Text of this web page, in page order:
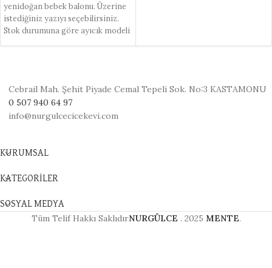
yenidoğan bebek balonu. Üzerine
istediğiniz yazıyı seçebilirsiniz.
Stok durumuna göre ayıcık modeli
Cebrail Mah. Şehit Piyade Cemal Tepeli Sok. No:3 KASTAMONU
0 507 940 64 97
info@nurgulcecicekevi.com
KURUMSAL
KATEGORİLER
SOSYAL MEDYA
Tüm Telif Hakkı SaklıdırNURGÜLCE . 2025 MENTE.